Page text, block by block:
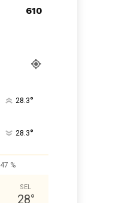
610
28.3°
28.3°
47 %
SEL
28°